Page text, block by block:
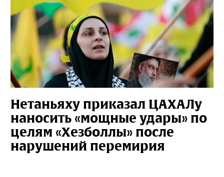
Нетаньяху приказал ЦАХАЛу
наносить «мощные удары» по
целям «Хезболлы» после
нарушений перемирия